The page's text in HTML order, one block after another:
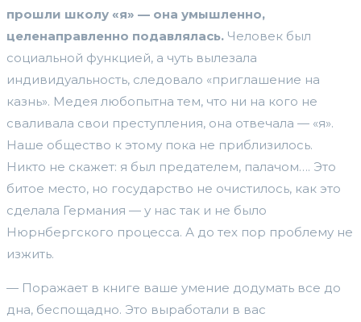
прошли школу «я» — она умышленно,
целенаправленно подавлялась. Человек был
социальной функцией, а чуть вылезала
индивидуальность, следовало «приглашение на
казнь». Медея любопытна тем, что ни на кого не
сваливала свои преступления, она отвечала — «я».
Наше общество к этому пока не приблизилось.
Никто не скажет: я был предателем, палачом…. Это
битое место, но государство не очистилось, как это
сделала Германия — у нас так и не было
Нюрнбергского процесса. А до тех пор проблему не
изжить.
— Поражает в книге ваше умение додумать все до
дна, беспощадно. Это выработали в вас